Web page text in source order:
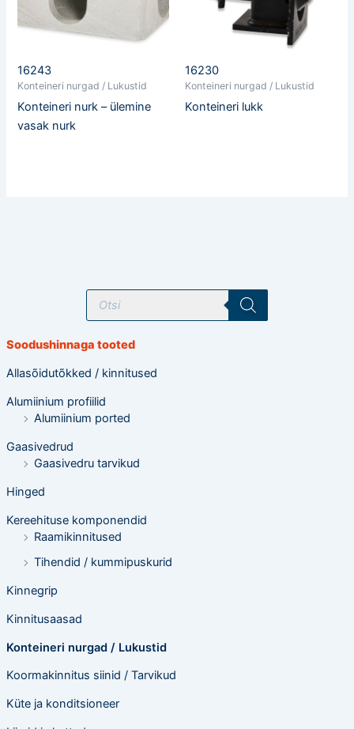
T
o
t
o
t
s
i
n
g
Soodushinnaga tooted
Allasõidutõkked / kinnitused
Alumiinium profiilid
Alumiinium ported
Gaasivedrud
Gaasivedru tarvikud
Hinged
Kereehituse komponendid
Raamikinnitused
Tihendid / kummipuskurid
Kinnegrip
Kinnitusaasad
Konteineri nurgad / Lukustid
Koormakinnitus siinid / Tarvikud
Küte ja konditsioneer
16243
Konteineri nurgad / Lukustid
Konteineri nurk – ülemine
vasak nurk
16230
Konteineri nurgad / Lukustid
Konteineri lukk